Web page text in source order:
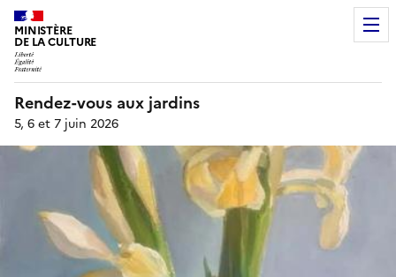
MINISTÈRE
DE LA CULTURE
Rendez-vous aux jardins
5, 6 et 7 juin 2026